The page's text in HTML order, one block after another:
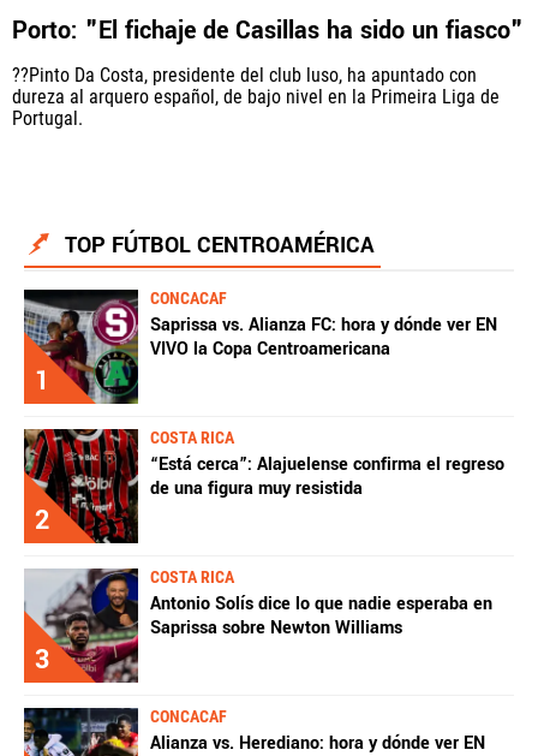
Porto: "El fichaje de Casillas ha sido un fiasco"
??Pinto Da Costa, presidente del club luso, ha apuntado con
dureza al arquero español, de bajo nivel en la Primeira Liga de
Portugal.
TOP FÚTBOL CENTROAMÉRICA
1
CONCACAF
Saprissa vs. Alianza FC: hora y dónde ver EN
VIVO la Copa Centroamericana
2
COSTA RICA
“Está cerca”: Alajuelense confirma el regreso
de una figura muy resistida
3
COSTA RICA
Antonio Solís dice lo que nadie esperaba en
Saprissa sobre Newton Williams
CONCACAF
Alianza vs. Herediano: hora y dónde ver EN